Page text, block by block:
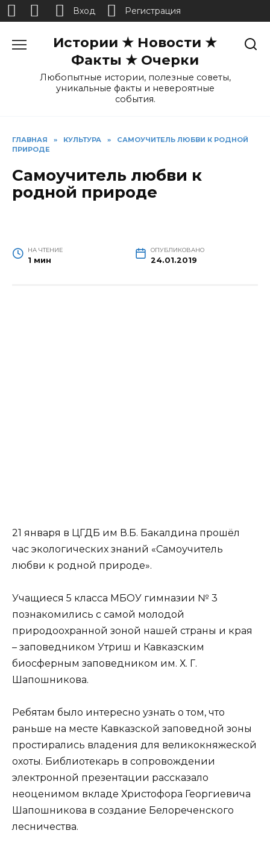
Истории ★ Новости ★
Факты ★ Очерки
Любопытные истории, полезные советы,
уникальные факты и невероятные
события.
ГЛАВНАЯ » КУЛЬТУРА »
САМОУЧИТЕЛЬ ЛЮБВИ К РОДНОЙ
ПРИРОДЕ
Самоучитель любви к
родной природе
НА ЧТЕНИЕ
1 мин
ОПУБЛИКОВАНО
24.01.2019
21 января в ЦГДБ им В.Б. Бакалдина прошёл
час экологических знаний «Самоучитель
любви к родной природе».
Учащиеся 5 класса МБОУ гимназии № 3
познакомились с самой молодой
природоохранной зоной нашей страны и края
– заповедником Утриш и Кавказским
биосферным заповедником им. Х. Г.
Шапошникова.
Ребятам было интересно узнать о том, что
раньше на месте Кавказской заповедной зоны
простирались владения для великокняжеской
охоты. Библиотекарь в сопровождении
электронной презентации рассказало
неоценимом вкладе Христофора Георгиевича
Шапошникова в создание Белореченского
лесничества.
Вход Регистрация